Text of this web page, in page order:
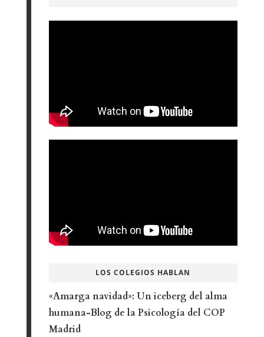
LOS COLEGIOS HABLAN
«Amarga navidad»: Un iceberg del alma
humana-Blog de la Psicología del COP
Madrid